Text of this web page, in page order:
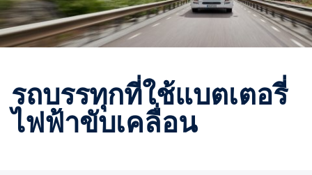
รถบรรทุกที่ใช้แบตเตอรี่
ไฟฟ้าขับเคลื่อน